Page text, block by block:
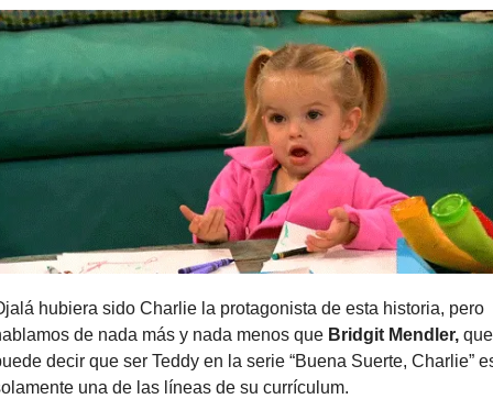
hubiera sido Charlie la protagonista de esta historia, pero
de nada más y nada menos que Bridgit Mendler, que
decir que ser Teddy en la serie “Buena Suerte, Charlie”
una de las líneas de su currículum.